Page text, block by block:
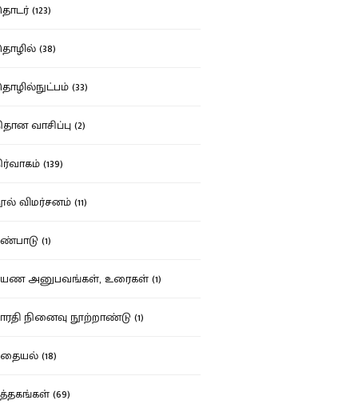
(123)
(38)
(33)
வாசிப்பு (2)
(139)
விமர்சனம் (11)
(1)
அனுபவங்கள், உரைகள் (1)
நினைவு நூற்றாண்டு (1)
(18)
(69)